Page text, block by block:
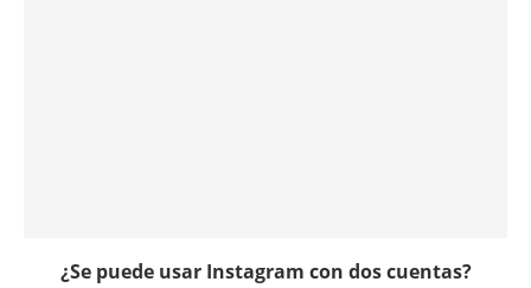
¿Se puede usar Instagram con dos cuentas?